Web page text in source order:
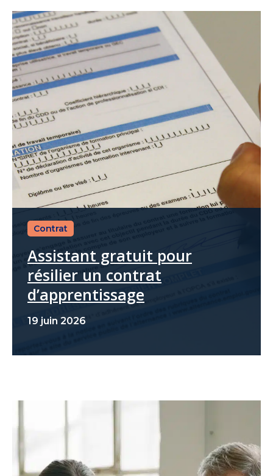
Contrat
Assistant gratuit pour
résilier un contrat
d’apprentissage
19 juin 2026